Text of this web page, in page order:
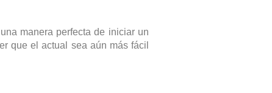
manera perfecta de iniciar un
que el actual sea aún más fácil